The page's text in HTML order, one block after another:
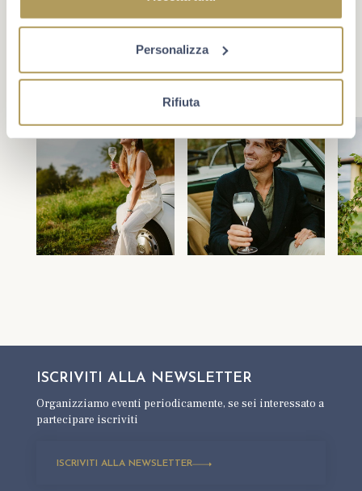
Personalizza
Rifiuta
ISCRIVITI ALLA NEWSLETTER
Organizziamo eventi periodicamente,se sei interessato a
partecipare iscriviti
ISCRIVITI ALLA NEWSLETTER